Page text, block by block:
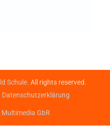
Schule. All rights reserved.
Datenschutzerklärung
Multimedia GbR